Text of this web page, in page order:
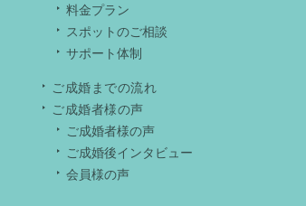
料金プラン
スポットのご相談
サポート体制
ご成婚までの流れ
ご成婚者様の声
ご成婚者様の声
ご成婚後インタビュー
会員様の声